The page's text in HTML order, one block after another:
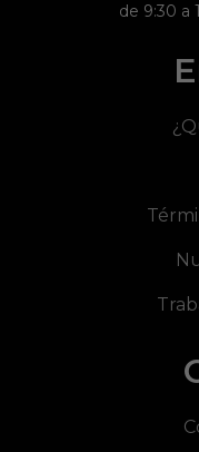
de 9:30 a